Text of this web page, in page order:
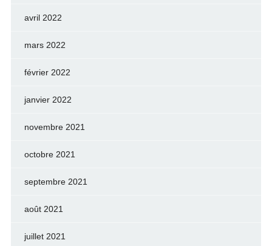
avril 2022
mars 2022
février 2022
janvier 2022
novembre 2021
octobre 2021
septembre 2021
août 2021
juillet 2021